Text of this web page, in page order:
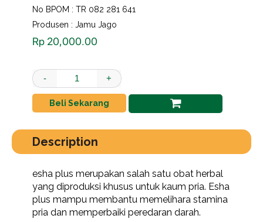
No BPOM : TR 082 281 641
Produsen : Jamu Jago
Rp 20,000.00
esha jamu ultra halus 1 box quantity
- +
Beli Sekarang
Description
esha plus merupakan salah satu obat herbal
yang diproduksi khusus untuk kaum pria. Esha
plus mampu membantu memelihara stamina
pria dan memperbaiki peredaran darah.